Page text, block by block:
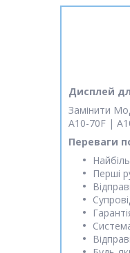
Дисплей
Замінити
A10-70F |
Переваги
Перші